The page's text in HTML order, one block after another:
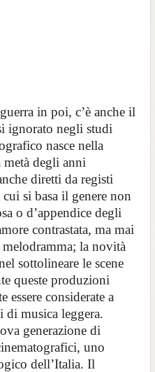
in poi, c’è anche il
ignorato negli studi
nasce nella
metà degli anni
diretti da registi
si basa il genere non
o d’appendice degli
contrastata, ma mai
la novità
sottolineare le scene
queste produzioni
essere considerate a
di musica leggera.
generazione di
uno
dell’Italia. Il